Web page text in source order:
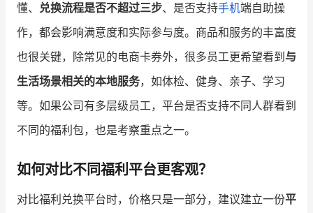
懂、 兑换流程是否不超过三步、是否支持手机端自助操
作，都会影响满意度和实际参与度。商品和服务的丰富度
也很关键，除常见的电商卡券外，很多员工更希望看到 与
生活场景相关的本地服务，如体检、健身、亲子、学习
等。如果公司有多层级员工，平台是否支持不同人群看到
不同的福利包，也是考察重点之一。
如何对比不同福利平台更客观？
对比福利兑换平台时，价格只是一部分，建议建立一份平